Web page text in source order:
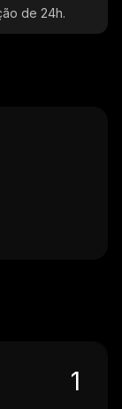
de 24h.